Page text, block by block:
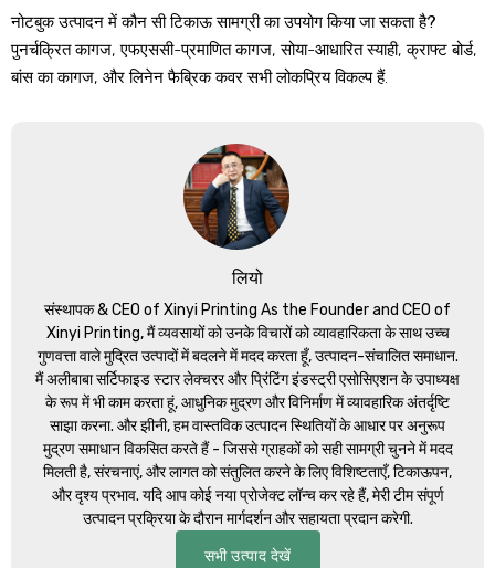
नोटबुक उत्पादन में कौन सी टिकाऊ सामग्री का उपयोग किया जा सकता है?
पुनर्चक्रित कागज, एफएससी-प्रमाणित कागज, सोया-आधारित स्याही, क्राफ्ट बोर्ड,
बांस का कागज, और लिनेन फैब्रिक कवर सभी लोकप्रिय विकल्प हैं.
लियो
संस्थापक &CEO of Xinyi Printing As the Founder and CEO of
Xinyi Printing, मैं व्यवसायों को उनके विचारों को व्यावहारिकता के साथ उच्च
गुणवत्ता वाले मुद्रित उत्पादों में बदलने में मदद करता हूँ, उत्पादन-संचालित समाधान.
मैं अलीबाबा सर्टिफाइड स्टार लेक्चरर और प्रिंटिंग इंडस्ट्री एसोसिएशन के उपाध्यक्ष
के रूप में भी काम करता हूं, आधुनिक मुद्रण और विनिर्माण में व्यावहारिक अंतर्दृष्टि
साझा करना. और झीनी, हम वास्तविक उत्पादन स्थितियों के आधार पर अनुरूप
मुद्रण समाधान विकसित करते हैं - जिससे ग्राहकों को सही सामग्री चुनने में मदद
मिलती है, संरचनाएं, और लागत को संतुलित करने के लिए विशिष्टताएँ, टिकाऊपन,
और दृश्य प्रभाव. यदि आप कोई नया प्रोजेक्ट लॉन्च कर रहे हैं, मेरी टीम संपूर्ण
उत्पादन प्रक्रिया के दौरान मार्गदर्शन और सहायता प्रदान करेगी.
सभी उत्पाद देखें